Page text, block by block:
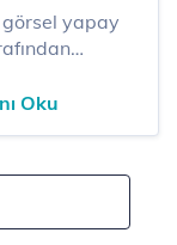
mobil
sahip.
uygun
geniş
Oku